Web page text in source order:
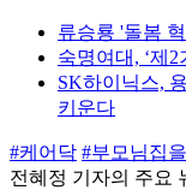
류승룡 '돌봄
숙명여대, ‘제
SK하이닉스,
키운다
#케어닥 #부모님집
전혜정 기자의 주요